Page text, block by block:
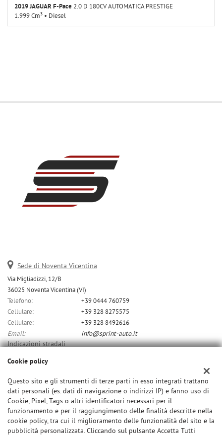
2019 JAGUAR F-Pace 2.0 D 180CV AUTOMATICA PRESTIGE
1.999 Cm³ • Diesel
Vivavoce • Volante in pelle
Sede di Noventa Vicentina
Via Migliadizzi, 12/B
36025 Noventa Vicentina (VI)
Telefono:
+39 0444 760759
Cellulare:
+39 328 8275575
Cellulare:
+39 328 8492616
Email:
info@sprint-auto.it
Indicazioni stradali
Dati fiscali:
C.F/P.IVA:01532370291
Cookie policy
Questo sito e gli strumenti di terze parti in esso integrati trattano
dati personali (es. dati di navigazione o indirizzi IP) e fanno uso di
Cookie, Pixel, Tags o altri identificatori necessari per il
funzionamento e per il raggiungimento delle finalità descritte nella
cookie policy, tra cui il miglioramento delle funzionalità del sito e la
pubblicità personalizzata. Cliccando sul pulsante Accetta Tutti